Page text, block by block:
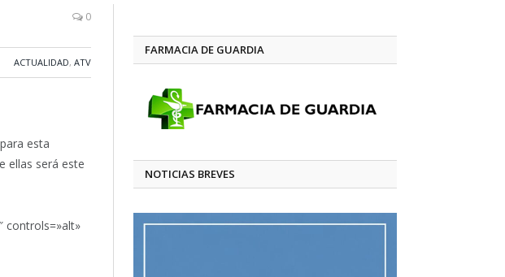
0
ACTUALIDAD, ATV
esta
ellas será este
controls=»alt»
FARMACIA DE GUARDIA
NOTICIAS BREVES